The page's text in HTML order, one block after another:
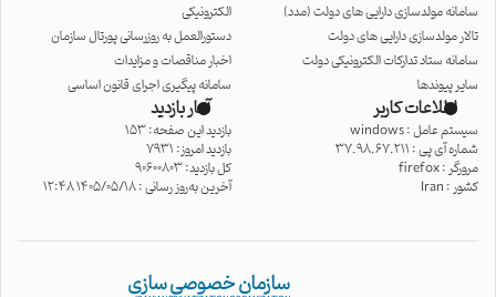
سامانه مولدسازی دارایی های دولت (مدد)
تالار مولدسازی دارایی های دولت
سامانه ستاد تدارکات الکترونیکی دولت
سایر پیوندها
الکترونیکی
دستورالعمل به روزرسانی پورتال سازمان
اخبار مناقصات و مزایدات
سامانه پیگیری اجرای قانون اساسی
اطلاعات کاربر
سیستم عامل :windows
شماره آی پی : 37.98.67.211
مرورگر :firefox
کشور : Iran
آمار بازدید
بازدید این صفحه: 153
بازدید امروز: 7931
کل بازدید: 90600803
آخرین به‌روز رسانی : 1405/05/18 12:48
سازمان خصوصی سازی